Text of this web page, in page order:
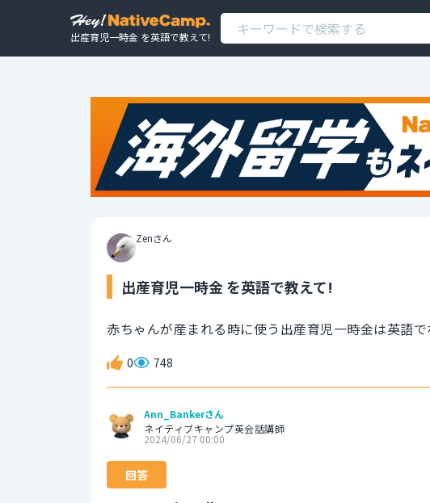
出産育児一時金 を英語で教えて!
Zenさん
出産育児一時金 を英語で教えて!
赤ちゃんが産まれる時に使う出産育児一時金は英語
0 748
Ann_Bankerさん
ネイティブキャンプ英会話講師
2024/06/27 00:00
回答